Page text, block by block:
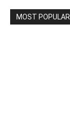
MOST POPULAR